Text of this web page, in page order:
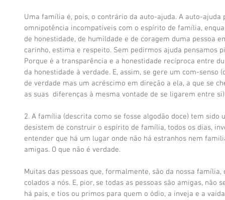
Uma família é, pois, o contrário da auto-ajuda. A auto-
omnipotência incompatíveis com o espírito de família,
de honestidade, de humildade e de coragem duma pessoa
carinho, estima e respeito. Sem pedirmos ajuda pensamos
Porque é a transparência e a honestidade recíproca entre
da honestidade à verdade. E, assim, se gere um com-senso
de verdade mas um acréscimo em direção a ela, a que se
as suas  diferenças à mesma vontade de se ligarem entre
2. A família (descrita como se fosse algodão doce) tem sido
desistem de construir o espírito de família, todos os dias,
entender que há um lugar onde não há estranhos nem
amigas. O que não é verdade.
Muitas das pessoas que, formalmente, são da nossa
colados a nós. E, pior, se todas as pessoas são amigas, não
há pais, e tios ou primos para quem o ódio, a inveja e a